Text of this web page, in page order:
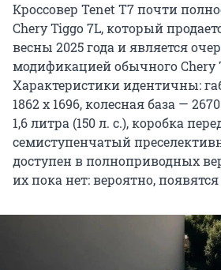
Кроссовер Tenet T7 почти
Chery Tiggo 7L, который
весны 2025 года и является
модификацией обычного Chery
Характеристики идентичны:
1862 х 1696, колесная база —
1,6 литра (150 л. с.), коробка
семиступенчатый
доступен в полноприводных
их пока нет: вероятно,